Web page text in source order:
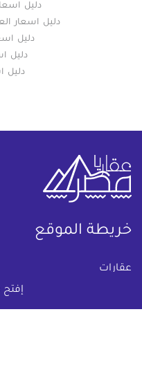
إفتح
دليل
دليل اسعار
دليل
دليل
دليل
خريطة الموقع
عقارات